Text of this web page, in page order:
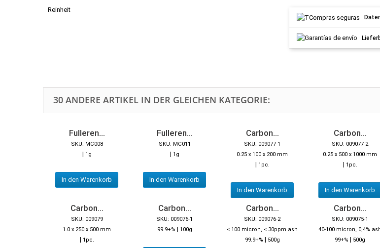
Reinheit
30 ANDERE ARTIKEL IN DER GLEICHEN KATEGORIE:
Fulleren...
SKU: MC008
| 1g
In den Warenkorb
Fulleren...
SKU: MC011
| 1g
In den Warenkorb
Carbon...
SKU: 009077-1
0.25 x 100 x 200 mm
| 1pc.
In den Warenkorb
Carbon...
SKU: 009077-2
0.25 x 500 x 1000 mm
| 1pc.
In den Warenkorb
Carbon...
SKU: 009079
1.0 x 250 x 500 mm
| 1pc.
Carbon...
SKU: 009076-1
99.9+% | 100g
Carbon...
SKU: 009076-2
< 100 micron, < 30ppm ash
99.9+% | 500g
Carbon...
SKU: 009075-1
40-100 micron, 0,4%
99+% | 500g